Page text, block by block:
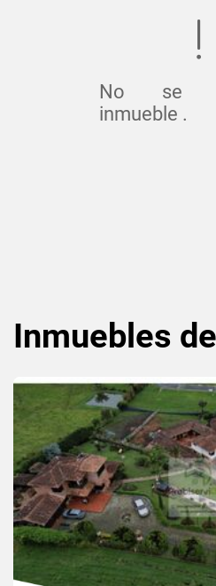
No se
inmueble .
Inmuebles